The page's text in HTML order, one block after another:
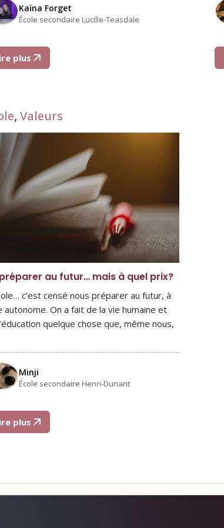
Kaïna Forget
École secondaire Lucille-Teasdale
plus
, Valeurs
au futur… mais à quel prix?
c’est censé nous préparer au futur, à
autonome. On a fait de la vie humaine et
quelque chose que, même nous,
Minji
École secondaire Henri-Dunant
plus